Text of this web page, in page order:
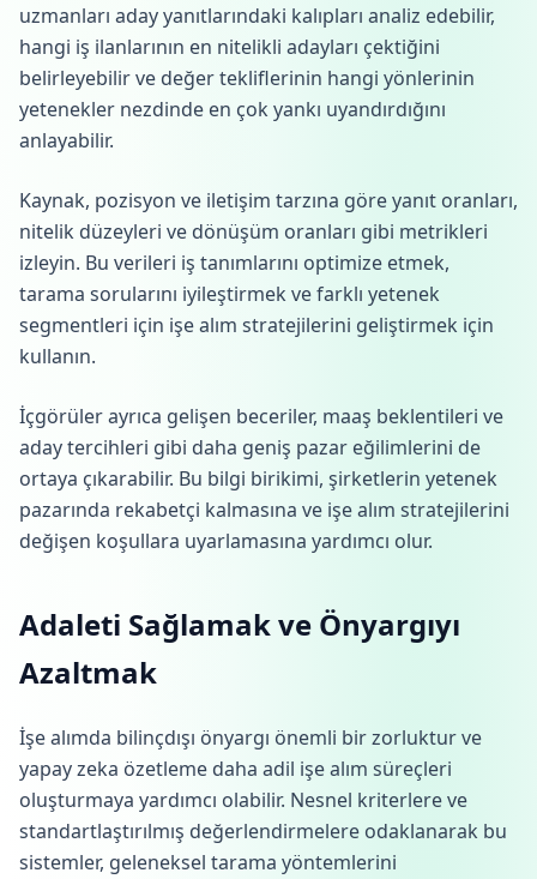
uzmanları aday yanıtlarındaki kalıpları analiz edebilir,
hangi iş ilanlarının en nitelikli adayları çektiğini
belirleyebilir ve değer tekliflerinin hangi yönlerinin
yetenekler nezdinde en çok yankı uyandırdığını
anlayabilir.
Kaynak, pozisyon ve iletişim tarzına göre yanıt oranları,
nitelik düzeyleri ve dönüşüm oranları gibi metrikleri
izleyin. Bu verileri iş tanımlarını optimize etmek,
tarama sorularını iyileştirmek ve farklı yetenek
segmentleri için işe alım stratejilerini geliştirmek için
kullanın.
İçgörüler ayrıca gelişen beceriler, maaş beklentileri ve
aday tercihleri gibi daha geniş pazar eğilimlerini de
ortaya çıkarabilir. Bu bilgi birikimi, şirketlerin yetenek
pazarında rekabetçi kalmasına ve işe alım stratejilerini
değişen koşullara uyarlamasına yardımcı olur.
Adaleti Sağlamak ve Önyargıyı
Azaltmak
İşe alımda bilinçdışı önyargı önemli bir zorluktur ve
yapay zeka özetleme daha adil işe alım süreçleri
oluşturmaya yardımcı olabilir. Nesnel kriterlere ve
standartlaştırılmış değerlendirmelere odaklanarak bu
sistemler, geleneksel tarama yöntemlerini